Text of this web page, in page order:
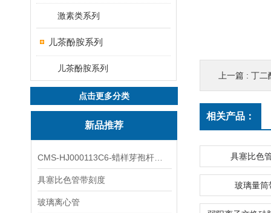
激素类系列
儿茶酚胺系列
儿茶酚胺系列
点击更多分类
新品推荐
具塞比色管带刻度
玻璃离心管
上一篇 : 丁二
相关产品：
具塞比色
玻璃量筒